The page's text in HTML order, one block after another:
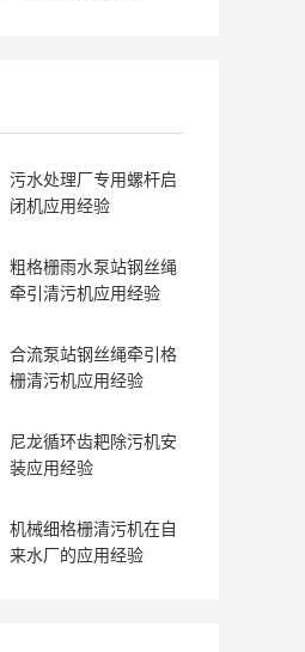
污水处理厂专用螺杆启
闭机应用经验
粗格栅雨水泵站钢丝绳
牵引清污机应用经验
合流泵站钢丝绳牵引格
栅清污机应用经验
尼龙循环齿耙除污机安
装应用经验
机械细格栅清污机在自
来水厂的应用经验